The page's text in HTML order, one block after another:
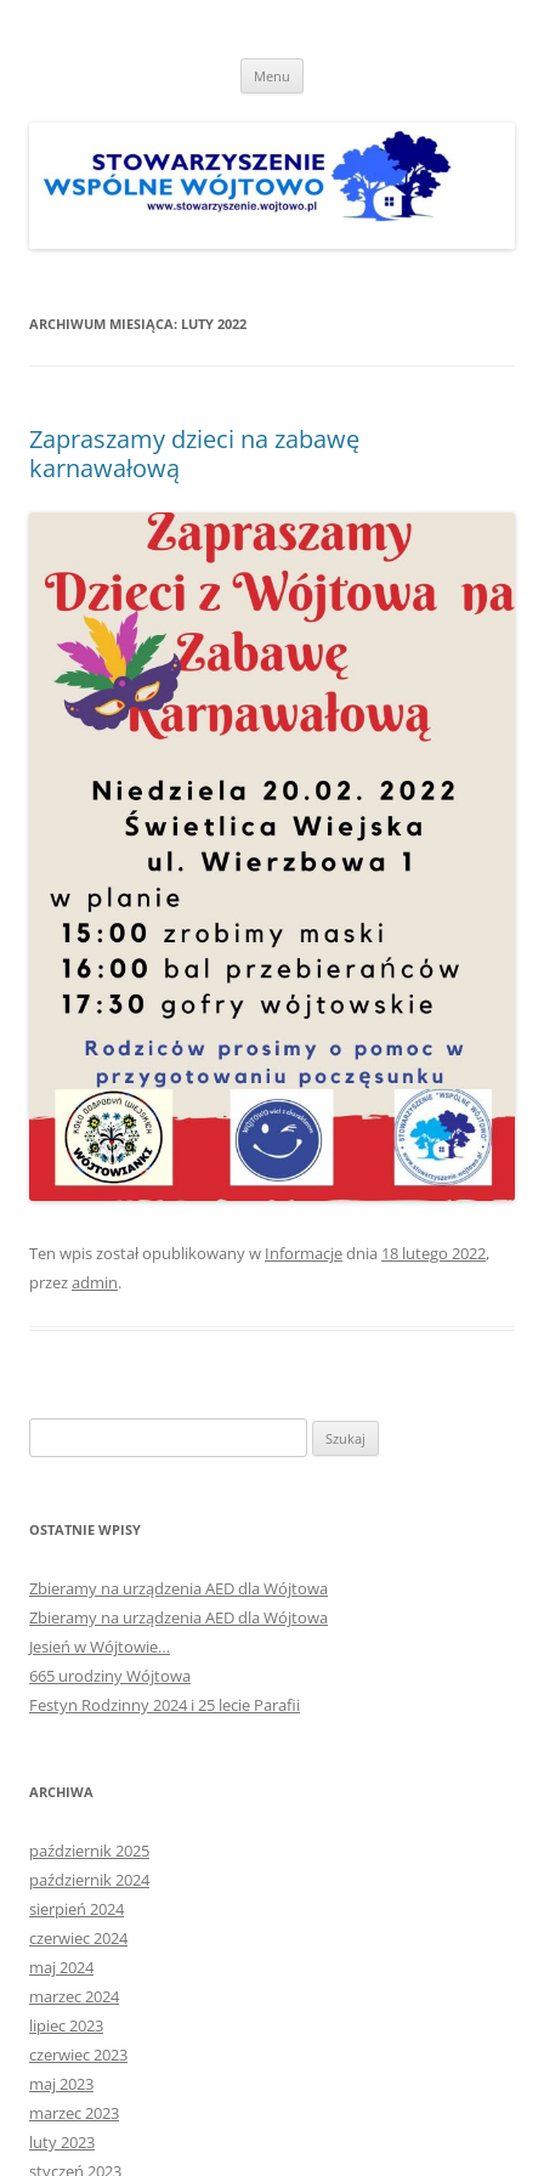
Wójtowo"
Menu
ARCHIWUM MIESIĄCA: LUTY 2022
Zapraszamy dzieci na zabawę
karnawałową
Ten wpis został opublikowany w Informacjednia 18 lutego 2022,
przezadmin.
OSTATNIE WPISY
Zbieramy na urządzenia AED dla Wójtowa
Zbieramy na urządzenia AED dla Wójtowa
Jesień w Wójtowie…
665 urodziny Wójtowa
Festyn Rodzinny 2024 i 25 lecie Parafii
ARCHIWA
październik 2025
październik 2024
sierpień 2024
czerwiec 2024
maj 2024
marzec 2024
lipiec 2023
czerwiec 2023
maj 2023
marzec 2023
luty 2023
styczeń 2023